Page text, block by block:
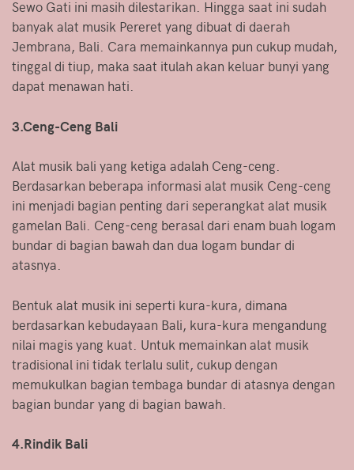
Sewo Gati ini masih dilestarikan. Hingga saat ini sudah
banyak alat musik Pereret yang dibuat di daerah
Jembrana, Bali. Cara memainkannya pun cukup mudah,
tinggal di tiup, maka saat itulah akan keluar bunyi yang
dapat menawan hati.
3.Ceng-Ceng Bali
Alat musik bali yang ketiga adalah Ceng-ceng.
Berdasarkan beberapa informasi alat musik Ceng-ceng
ini menjadi bagian penting dari seperangkat alat musik
gamelan Bali. Ceng-ceng berasal dari enam buah logam
bundar di bagian bawah dan dua logam bundar di
atasnya.
Bentuk alat musik ini seperti kura-kura, dimana
berdasarkan kebudayaan Bali, kura-kura mengandung
nilai magis yang kuat. Untuk memainkan alat musik
tradisional ini tidak terlalu sulit, cukup dengan
memukulkan bagian tembaga bundar di atasnya dengan
bagian bundar yang di bagian bawah.
4.Rindik Bali